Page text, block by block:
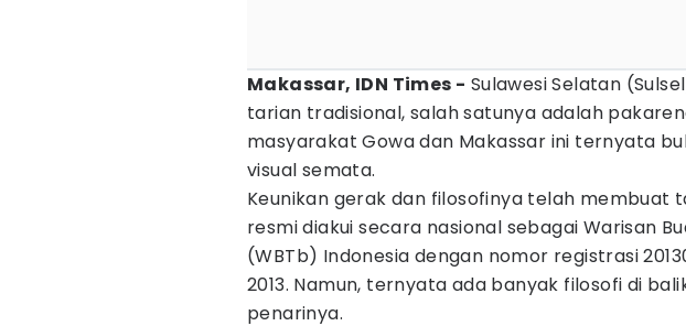
Makassar, IDN Times - Sulawesi Selatan
tarian tradisional, salah satunya adalah
masyarakat Gowa dan Makassar ini ternyata
visual semata.
Keunikan gerak dan filosofinya telah membuat
resmi diakui secara nasional sebagai Warisan
(WBTb) Indonesia dengan nomor registrasi
2013. Namun, ternyata ada banyak filosofi di
penarinya.